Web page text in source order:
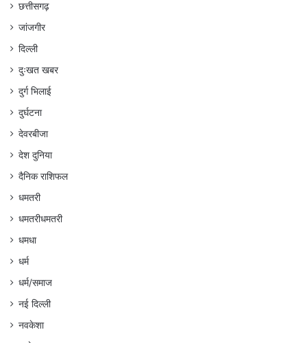
छत्तीसगढ़
जांजगीर
दिल्ली
दुःखत खबर
दुर्ग भिलाई
दुर्घटना
देवरबीजा
देश दुनिया
दैनिक राशिफल
धमतरी
धमतरीधमतरी
धमधा
धर्म
धर्म/समाज
नई दिल्ली
नवकेशा